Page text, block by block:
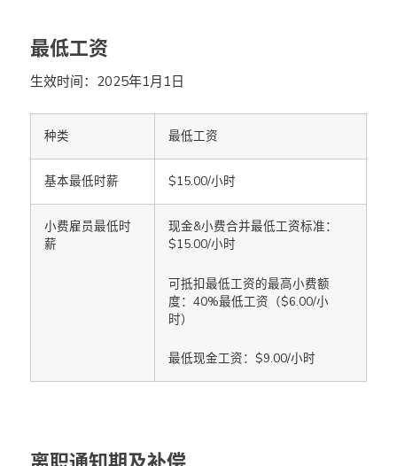
最低工资
生效时间：2025年1月1日
种类 最低工资
基本最低时薪 $15.00/小时
小费雇员最低时
薪
现金&小费合并最低工资标准：
$15.00/小时
可抵扣最低工资的最高小费额
度：40%最低工资（$6.00/小
时）
最低现金工资：$9.00/小时